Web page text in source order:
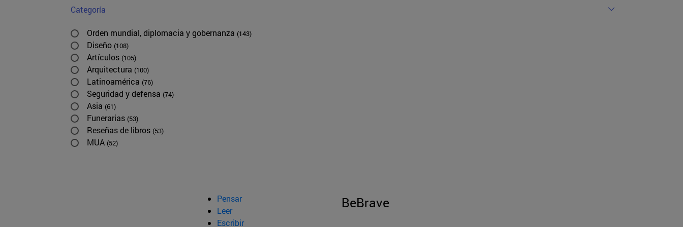
Categoría
Orden mundial, diplomacia y gobernanza (143)
Diseño (108)
Artículos (105)
Arquitectura (100)
Latinoamérica (76)
Seguridad y defensa (74)
Asia (61)
Funerarias (53)
Reseñas de libros (53)
MUA (52)
Pensar
Leer
Escribir
BeBrave